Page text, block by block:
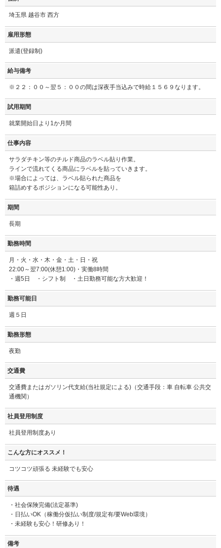
埼玉県 越谷市 西方
雇用形態
派遣(登録制)
給与備考
※２２：００～翌５：００の間は深夜手当込みで時給１５６９なります。
試用期間
就業開始日より1か月間
仕事内容
サラダチキン等のチルド商品のラベル貼り作業。
ラインで流れてくる商品にラベルを貼っていきます。
※場合によっては、ラベル貼られた商品を
箱詰めするポジションになる可能性あり。
期間
長期
勤務時間
月・火・水・木・金・土・日・祝
22:00～翌7:00(休憩1:00)・実働8時間
・週5日 ・シフト制 ・土日勤務可能な方大歓迎！
勤務可能日
週５日
勤務形態
夜勤
交通費
交通費またはガソリン代支給(当社規定による)（交通手段：車 自転車 公共交
通機関）
社員登用制度
社員登用制度あり
こんな方にオススメ！
コツコツ頑張る 未経験でも安心
待遇
・社会保険完備(法定基準)
・日払いOK（稼働分仮払い制度/規定有/要Web環境）
・未経験も安心！研修あり！
備考